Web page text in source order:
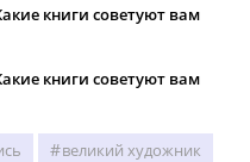
книги советуют вам
книги советуют вам
великий художник